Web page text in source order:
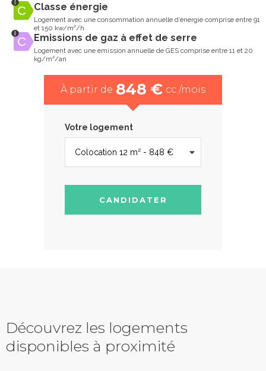
Classe énergie
Logement avec une consommation annuelle d’énergie comprise entre 91
et 150 kw/m²/h
Emissions de gaz à effet de serre
Logement avec une emission annuelle de GES comprise entre 11 et 20
kg/m²/an
À partir de 848 € cc /mois
Votre logement
CANDIDATER
Découvrez les logements
disponibles à proximité